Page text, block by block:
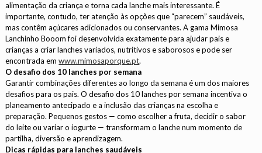
alimentação da criança e torna cada lanche mais interessante. É
importante, contudo, ter atenção às opções que “parecem” saudáveis,
mas contêm açúcares adicionados ou conservantes. A gama Mimosa
Lanchinho Booom foi desenvolvida exatamente para ajudar pais e
crianças a criar lanches variados, nutritivos e saborosos e pode ser
encontrada emwww.mimosaporque.pt.
O desafio dos 10 lanches por semana
Garantir combinações diferentes ao longo da semana é um dos maiores
desafios para os pais. O desafio dos 10 lanches por semana incentiva o
planeamento antecipado e a inclusão das crianças na escolha e
preparação. Pequenos gestos — como escolher a fruta, decidir o sabor
do leite ou variar o iogurte — transformam o lanche num momento de
partilha, diversão e aprendizagem.
Dicas rápidas para lanches saudáveis